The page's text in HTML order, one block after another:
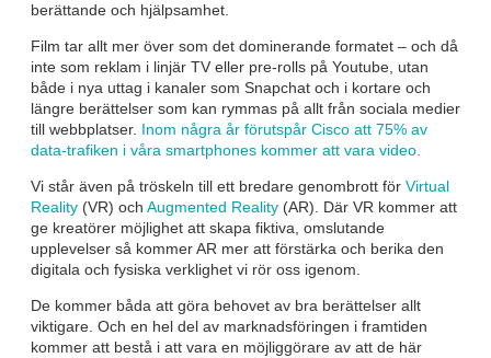
berättande och hjälpsamhet.
Film tar allt mer över som det dominerande formatet – och då
inte som reklam i linjär TV eller pre-rolls på Youtube, utan
både i nya uttag i kanaler som Snapchat och i kortare och
längre berättelser som kan rymmas på allt från sociala medier
till webbplatser. Inom några år förutspår Cisco att 75% av
data-trafiken i våra smartphones kommer att vara video.
Vi står även på tröskeln till ett bredare genombrott för Virtual
Reality (VR) och Augmented Reality (AR). Där VR kommer att
ge kreatörer möjlighet att skapa fiktiva, omslutande
upplevelser så kommer AR mer att förstärka och berika den
digitala och fysiska verklighet vi rör oss igenom.
De kommer båda att göra behovet av bra berättelser allt
viktigare. Och en hel del av marknadsföringen i framtiden
kommer att bestå i att vara en möjliggörare av att de här